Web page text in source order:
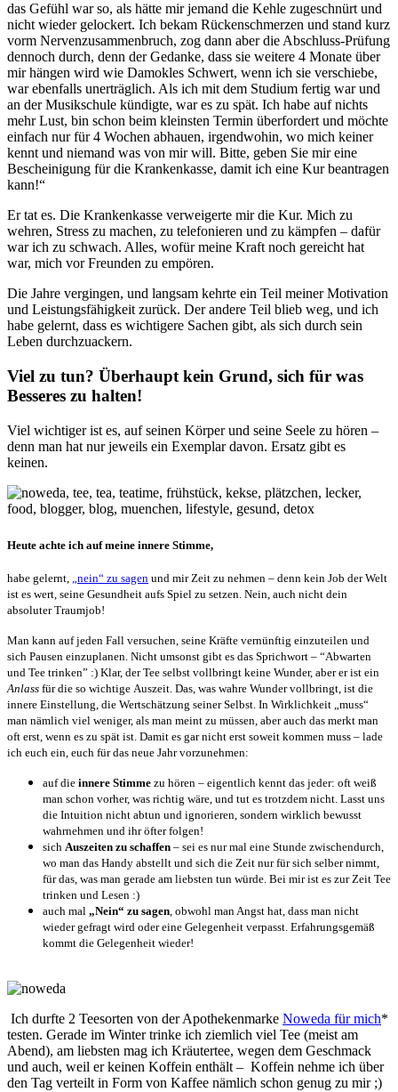
das Gefühl war so, als hätte mir jemand die Kehle zugeschnürt und
nicht wieder gelockert. Ich bekam Rückenschmerzen und stand kurz
vorm Nervenzusammenbruch, zog dann aber die Abschluss-Prüfung
dennoch durch, denn der Gedanke, dass sie weitere 4 Monate über
mir hängen wird wie Damokles Schwert, wenn ich sie verschiebe,
war ebenfalls unerträglich. Als ich mit dem Studium fertig war und
an der Musikschule kündigte, war es zu spät. Ich habe auf nichts
mehr Lust, bin schon beim kleinsten Termin überfordert und möchte
einfach nur für 4 Wochen abhauen, irgendwohin, wo mich keiner
kennt und niemand was von mir will. Bitte, geben Sie mir eine
Bescheinigung für die Krankenkasse, damit ich eine Kur beantragen
kann!“
Er tat es. Die Krankenkasse verweigerte mir die Kur. Mich zu
wehren, Stress zu machen, zu telefonieren und zu kämpfen – dafür
war ich zu schwach. Alles, wofür meine Kraft noch gereicht hat
war, mich vor Freunden zu empören.
Die Jahre vergingen, und langsam kehrte ein Teil meiner Motivation
und Leistungsfähigkeit zurück. Der andere Teil blieb weg, und ich
habe gelernt, dass es wichtigere Sachen gibt, als sich durch sein
Leben durchzuackern.
Viel zu tun? Überhaupt kein Grund, sich für was
Besseres zu halten!
Viel wichtiger ist es, auf seinen Körper und seine Seele zu hören –
denn man hat nur jeweils ein Exemplar davon. Ersatz gibt es
keinen.
Heute achte ich auf meine innere Stimme,
habe gelernt, „nein“ zu sagen und mir Zeit zu nehmen – denn kein Job der Welt
ist es wert, seine Gesundheit aufs Spiel zu setzen. Nein, auch nicht dein
absoluter Traumjob!
Man kann auf jeden Fall versuchen, seine Kräfte vernünftig einzuteilen und
sich Pausen einzuplanen. Nicht umsonst gibt es das Sprichwort – “Abwarten
und Tee trinken” :) Klar, der Tee selbst vollbringt keine Wunder, aber er ist ein
Anlass für die so wichtige Auszeit. Das, was wahre Wunder vollbringt, ist die
innere Einstellung, die Wertschätzung seiner Selbst. In Wirklichkeit „muss“
man nämlich viel weniger, als man meint zu müssen, aber auch das merkt man
oft erst, wenn es zu spät ist. Damit es gar nicht erst soweit kommen muss – lade
ich euch ein, euch für das neue Jahr vorzunehmen:
auf die innere Stimme zu hören – eigentlich kennt das jeder: oft weiß
man schon vorher, was richtig wäre, und tut es trotzdem nicht. Lasst uns
die Intuition nicht abtun und ignorieren, sondern wirklich bewusst
wahrnehmen und ihr öfter folgen!
sich Auszeiten zu schaffen – sei es nur mal eine Stunde zwischendurch,
wo man das Handy abstellt und sich die Zeit nur für sich selber nimmt,
für das, was man gerade am liebsten tun würde. Bei mir ist es zur Zeit Tee
trinken und Lesen :)
auch mal „Nein“ zu sagen, obwohl man Angst hat, dass man nicht
wieder gefragt wird oder eine Gelegenheit verpasst. Erfahrungsgemäß
kommt die Gelegenheit wieder!
Ich durfte 2 Teesorten von der Apothekenmarke Noweda für mich*
testen. Gerade im Winter trinke ich ziemlich viel Tee (meist am
Abend), am liebsten mag ich Kräutertee, wegen dem Geschmack
und auch, weil er keinen Koffein enthält – Koffein nehme ich über
den Tag verteilt in Form von Kaffee nämlich schon genug zu mir ;)